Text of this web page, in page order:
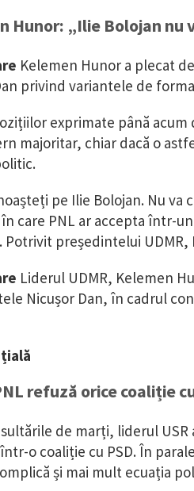
Hunor: „Ilie Bolojan nu
Kelemen Hunor a plecat
privind variantele de
exprimate până
majoritar, chiar dacă o
pe Ilie Bolojan. Nu
care PNL ar accepta într-
Potrivit președintelui
Liderul UDMR, Kelemen
Nicușor Dan, în cadrul
refuză orice coaliție
de marți, liderul
o coaliție cu PSD. În
și mai mult ecuația